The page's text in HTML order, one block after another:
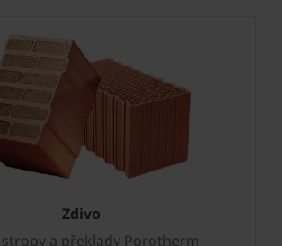
Zdivo
stropy a překlady Porotherm